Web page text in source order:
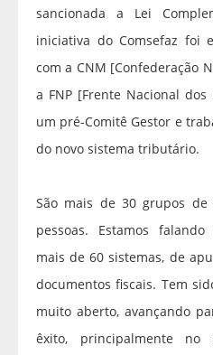
sancionada a Lei
iniciativa do Comsefaz foi
com a CNM [Confederação
a FNP [Frente Nacional
um pré-Comitê Gestor e
do novo sistema tributário.
São mais de 30 grupos
pessoas. Estamos
mais de 60 sistemas, de
documentos fiscais. Tem
muito aberto, avançando
êxito, principalmente